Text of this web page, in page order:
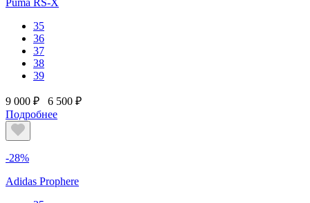
35
36
37
38
39
9 000 ₽
6 500 ₽
Подробнее
-28%
Adidas Prophere